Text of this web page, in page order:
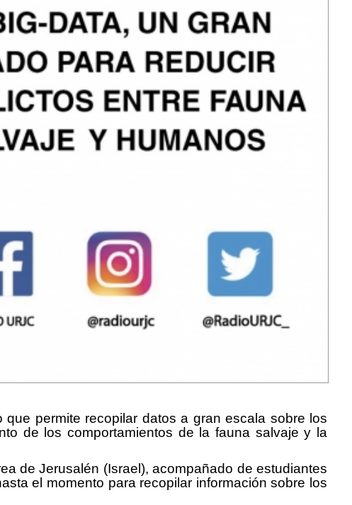
permite recopilar datos a gran escala sobre los
de los comportamientos de la fauna salvaje y la
de Jerusalén (Israel), acompañado de estudiantes
el momento para recopilar información sobre los